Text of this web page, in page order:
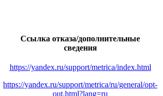
Ссылка отказа/дополнительные
сведения
https://yandex.ru/support/metrica/index.html
https://yandex.ru/support/metrica/ru/general/opt-
out.html?lang=ru